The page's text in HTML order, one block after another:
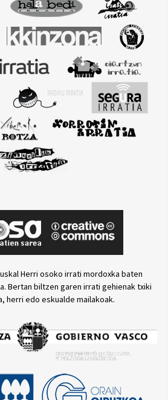
Herri osoko irrati mordoxka baten
Bertan biltzen garen irrati gehienak txiki
herri edo eskualde mailakoak.